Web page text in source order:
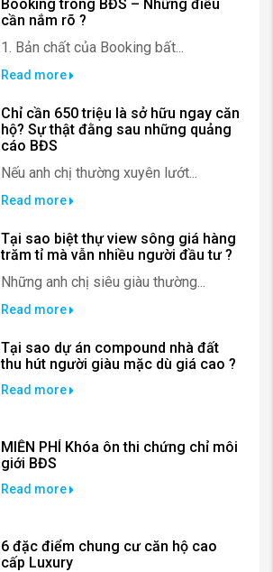
Booking trong BĐS – Những điều
cần nắm rõ ?
1. Bản chất của Booking bất...
Read more
Chỉ cần 650 triệu là sở hữu ngay căn
hộ? Sự thật đằng sau những quảng
cáo BĐS
Nếu anh chị thường xuyên lướt...
Read more
Tại sao biệt thự view sông giá hàng
trăm tỉ mà vẫn nhiều người đầu tư ?
Những anh chị siêu giàu thường...
Read more
Tại sao dự án compound nhà đất
thu hút người giàu mặc dù giá cao ?
Read more
MIỄN PHÍ Khóa ôn thi chứng chỉ môi
giới BĐS
Read more
6 đặc điểm chung cư căn hộ cao
cấp Luxury